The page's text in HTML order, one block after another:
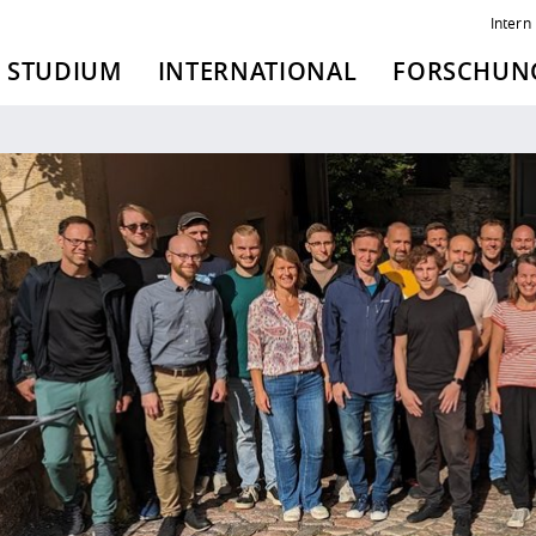
Intern
STUDIUM INTERNATIONAL